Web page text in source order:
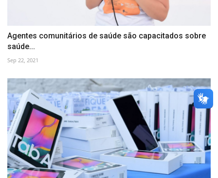
Agentes comunitários de saúde são capacitados sobre
saúde...
Sep 22, 2021